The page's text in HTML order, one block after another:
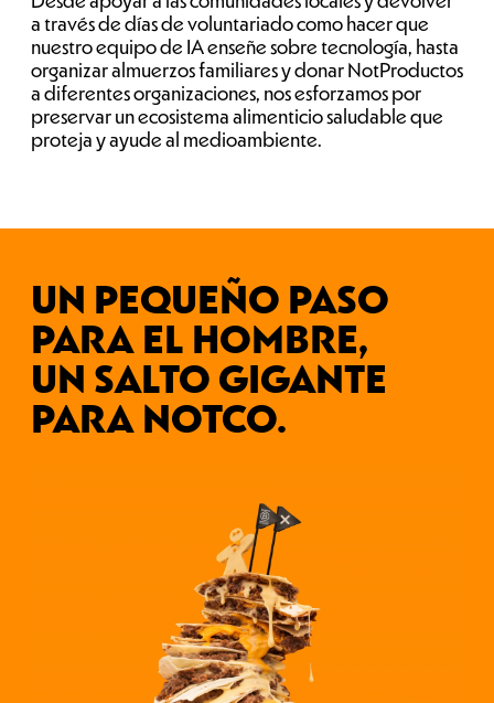
a través de días de voluntariado como hacer que
nuestro equipo de IA enseñe sobre tecnología, hasta
organizar almuerzos familiares y donar NotProductos
a diferentes organizaciones, nos esforzamos por
preservar un ecosistema alimenticio saludable que
proteja y ayude al medioambiente.
UN PEQUEÑO PASO
PARA EL HOMBRE,
UN SALTO GIGANTE
PARA NOTCO.